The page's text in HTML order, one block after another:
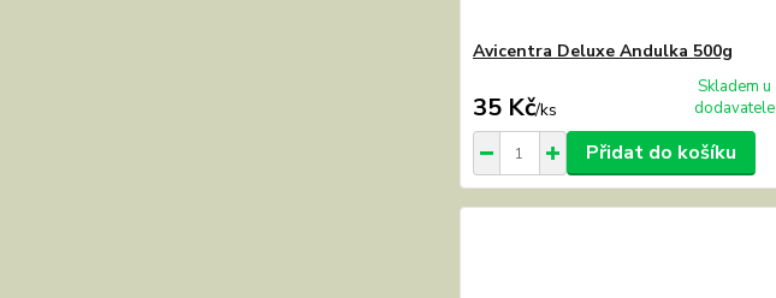
Avicentra Deluxe Andulka 500g
35 Kč/ks
Skladem u
dodavatele
Přidat do košíku